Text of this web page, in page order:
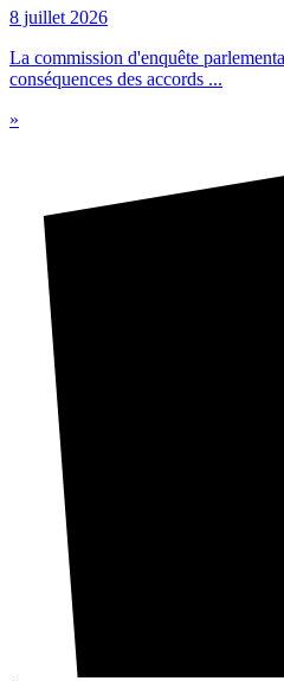
8 juillet 2026
La commission d'enquête
conséquences des accords ...
»